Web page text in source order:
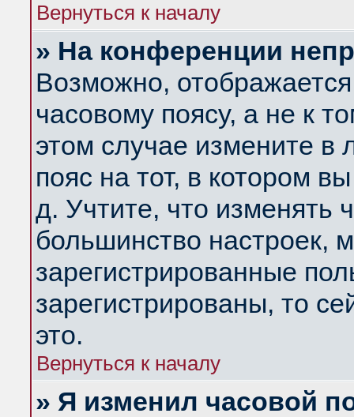
Вернуться к началу
» На конференции
Возможно,
часовому поясу, а не к
этом случае измените в
пояс на тот, в котором
д. Учтите, что изменять
большинство настроек,
зарегистрированные
зарегистрированы, то
это.
Вернуться к началу
» Я изменил часовой